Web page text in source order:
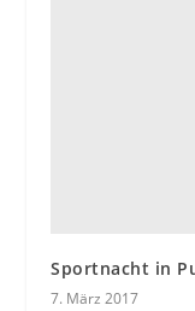
Sportnacht in
7. März 2017